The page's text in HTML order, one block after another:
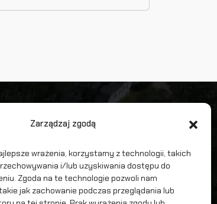
Zarządzaj zgodą
wrażenia, korzystamy z technologii, takich
i/lub uzyskiwania dostępu do
Zgoda na te technologie pozwoli nam
jak zachowanie podczas przeglądania lub
Centrum Modelowania